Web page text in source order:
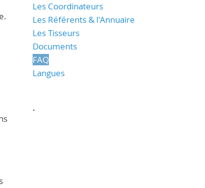
Les Coordinateurs
Les Référents & l'Annuaire
Les Tisseurs
Documents
FAQ
Langues
.